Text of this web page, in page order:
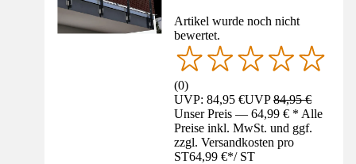
Artikel wurde noch nicht
bewertet.
(0)
UVP: 84,95 €UVP84,95 €
Unser Preis — 64,99 € * Alle
Preise inkl. MwSt. und ggf.
zzgl. Versandkosten pro
ST64,99 €*/ ST